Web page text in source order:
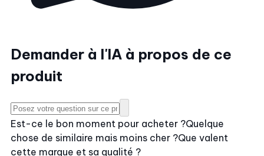
Demander à l'IA à propos de ce
produit
Est-ce le bon moment pour acheter ?Quelque
chose de similaire mais moins cher ?Que valent
cette marque et sa qualité ?